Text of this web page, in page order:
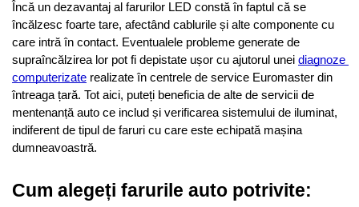
Încă un dezavantaj al farurilor LED constă în faptul că se
încălzesc foarte tare, afectând cablurile și alte componente cu
care intră în contact. Eventualele probleme generate de
supraîncălzirea lor pot fi depistate ușor cu ajutorul unei diagnoze
computerizate realizate în centrele de service Euromaster din
întreaga țară. Tot aici, puteți beneficia de alte de servicii de
mentenanță auto ce includ și verificarea sistemului de iluminat,
indiferent de tipul de faruri cu care este echipată mașina
dumneavoastră.
Cum alegeți farurile auto potrivite: